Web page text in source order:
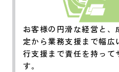
お客様の円滑な経営と
定から業務支援まで幅
行支援まで責任を持って
す。